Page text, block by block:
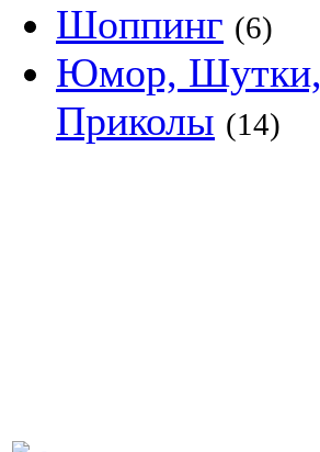
Шоппинг (6)
Юмор, Шутки,
Приколы (14)